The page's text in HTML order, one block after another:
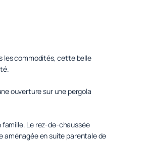
les commodités, cette belle
ouverture sur une pergola
Le rez-de-chaussée
aménagée en suite parentale de